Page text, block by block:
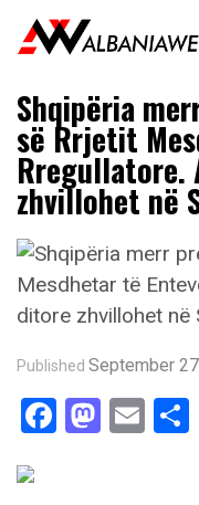
Shqipëria
së Rrjetit
Rregullatore.
zhvillohet në
Published September
Facebook